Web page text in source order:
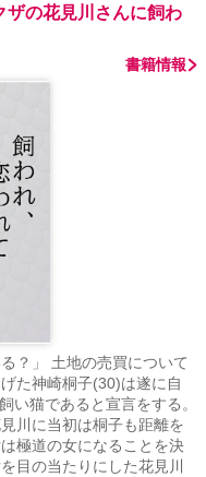
ザの花見川さんに飼わ
書籍情報
？」 土地の売買について
た神崎桐子(30)は遂に自
い猫であると宣言をする。
川に当初は桐子も距離を
極道の女になることを決
目の当たりにした花見川